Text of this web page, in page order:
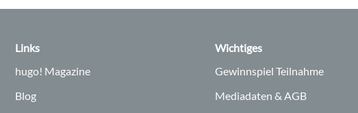
Links
hugo! Magazine
Blog
Wichtiges
Gewinnspiel Teilnahme
Mediadaten & AGB